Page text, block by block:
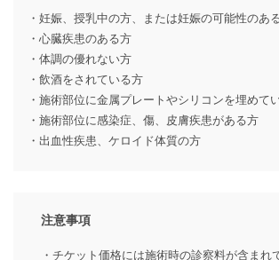
・妊娠、授乳中の方、または妊娠の可能性のあ
・心臓疾患のある方
・体調の優れない方
・飲酒をされている方
・施術部位に金属プレートやシリコンを埋めて
・施術部位に感染症、傷、皮膚疾患がある方
・出血性疾患、ケロイド体質の方
注意事項
・チケット価格には施術時の診察料が含まれ